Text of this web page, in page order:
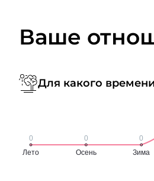
Ваше
Для какого